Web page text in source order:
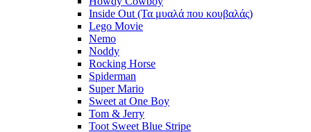
Inside Out (Τα μυαλά που κουβαλάς)
Lego Movie
Nemo
Noddy
Rocking Horse
Spiderman
Super Mario
Sweet at One Boy
Tom & Jerry
Toot Sweet Blue Stripe